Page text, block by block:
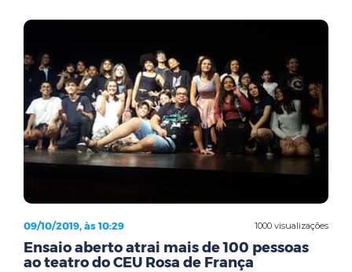
1000 visualizações
09/10/2019, às 10:29
Ensaio aberto atrai mais de 100 pessoas
ao teatro do CEU Rosa de França